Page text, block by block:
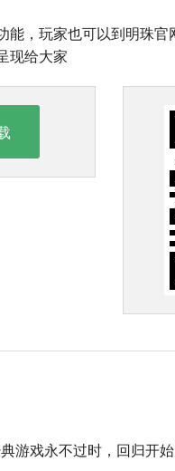
能，玩家也可以到明珠
现给大家
典游戏永不过时，回归开始